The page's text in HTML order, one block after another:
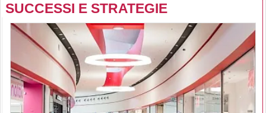
SUCCESSI E STRATEGIE